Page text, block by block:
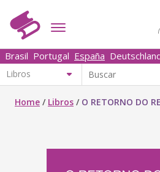
Brasil Portugal España
Home / Libros / O RETORNO DO